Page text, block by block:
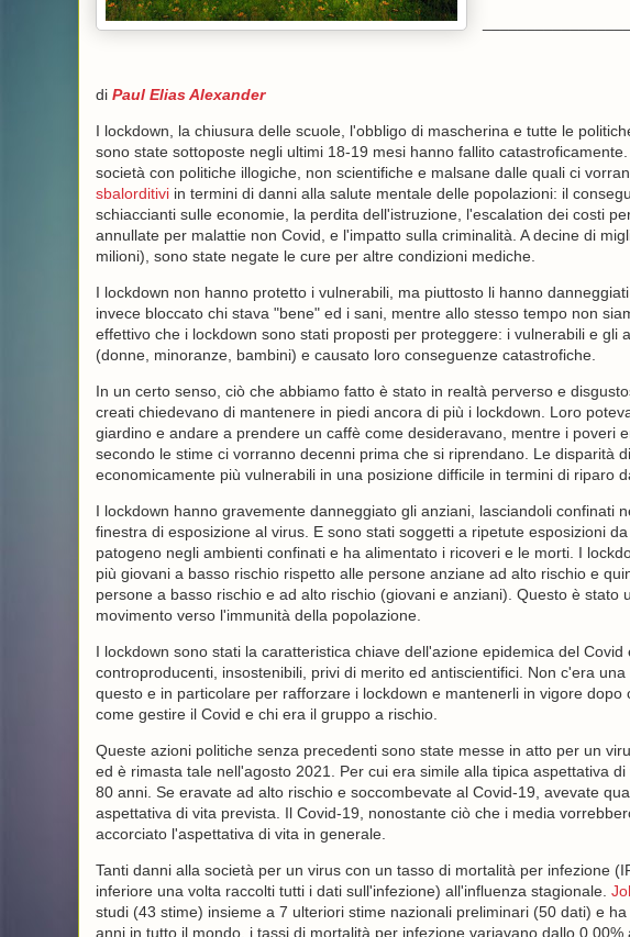
di Paul Elias Alexander
I lockdown, la chiusura delle scuole, l'obbligo di mascherina e tutte le
sono state sottoposte negli ultimi 18-19 mesi hanno fallito
società con politiche illogiche, non scientifiche e malsane dalle quali ci
sbalorditiviin termini di danni alla salute mentale delle popolazioni: il
schiaccianti sulle economie, la perdita dell'istruzione, l'escalation dei costi
annullate per malattie non Covid, e l'impatto sulla criminalità. A decine di
milioni), sono state negate le cure per altre condizioni mediche.
I lockdown non hanno protetto i vulnerabili, ma piuttosto li hanno
invece bloccato chi stava "bene" ed i sani, mentre allo stesso tempo non
effettivo che i lockdown sono stati proposti per proteggere: i vulnerabili e gli
(donne, minoranze, bambini) e causato loro conseguenze catastrofiche.
In un certo senso, ciò che abbiamo fatto è stato in realtà perverso e
creati chiedevano di mantenere in piedi ancora di più i lockdown. Loro
giardino e andare a prendere un caffè come desideravano, mentre i poveri
secondo le stime ci vorranno decenni prima che si riprendano. Le disparità
economicamente più vulnerabili in una posizione difficile in termini di riparo
I lockdown hanno gravemente danneggiato gli anziani, lasciandoli confinati
finestra di esposizione al virus. E sono stati soggetti a ripetute esposizioni
patogeno negli ambienti confinati e ha alimentato i ricoveri e le morti. I
più giovani a basso rischio rispetto alle persone anziane ad alto rischio e
persone a basso rischio e ad alto rischio (giovani e anziani). Questo è
movimento verso l'immunità della popolazione.
I lockdown sono stati la caratteristica chiave dell'azione epidemica del
controproducenti, insostenibili, privi di merito ed antiscientifici. Non c'era
questo e in particolare per rafforzare i lockdown e mantenerli in vigore
come gestire il Covid e chi era il gruppo a rischio.
Queste azioni politiche senza precedenti sono state messe in atto per un
ed è rimasta tale nell'agosto 2021. Per cui era simile alla tipica aspettativa
80 anni. Se eravate ad alto rischio e soccombevate al Covid-19, avevate
aspettativa di vita prevista. Il Covid-19, nonostante ciò che i media
accorciato l'aspettativa di vita in generale.
Tanti danni alla società per un virus con un tasso di mortalità per infezione
inferiore una volta raccolti tutti i dati sull'infezione) all'influenza stagionale.
studi (43 stime) insieme a 7 ulteriori stime nazionali preliminari (50 dati) e
anni in tutto il mondo, i tassi di mortalità per infezione variavano dallo